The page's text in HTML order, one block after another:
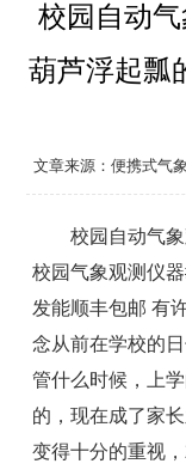
校园自动
葫芦浮起瓢
文章来源： 便携式气
校园自动气
校园气象观测仪
发能顺丰包邮 有
念从前在学校的
管什么时候，上
的，现在成了家
变得十分的重视